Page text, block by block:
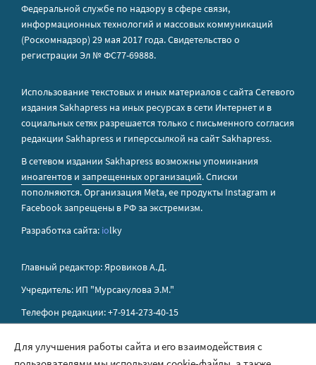
Федеральной службе по надзору в сфере связи,
информационных технологий и массовых коммуникаций
(Роскомнадзор) 29 мая 2017 года. Свидетельство о
регистрации Эл № ФС77-69888.
Использование текстовых и иных материалов с сайта Сетевого
издания Sakhapress на иных ресурсах в сети Интернет и в
социальных сетях разрешается только с письменного согласия
редакции Sakhapress и гиперссылкой на сайт Sakhapress.
В сетевом издании Sakhapress возможны упоминания
иноагентов и запрещенных организаций. Списки
пополняются. Организация Metа, ее продукты Instagram и
Facebook запрещены в РФ за экстремизм.
Разработка сайта: iolky
Главный редактор: Яровиков А.Д.
Учредитель: ИП "Мурсакулова Э.М."
Телефон редакции: +7-914-273-40-15
Для улучшения работы сайта и его взаимодействия с